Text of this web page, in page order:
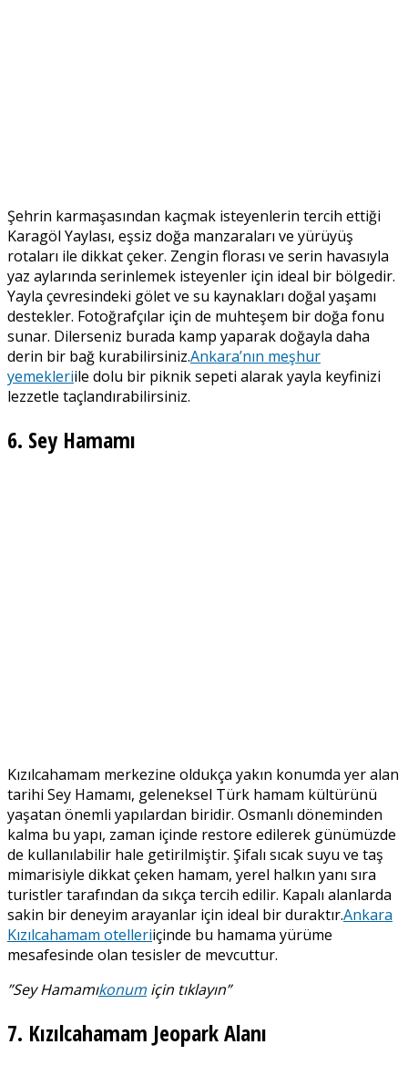
Şehrin karmaşasından kaçmak isteyenlerin tercih ettiği
Karagöl Yaylası, eşsiz doğa manzaraları ve yürüyüş
rotaları ile dikkat çeker. Zengin florası ve serin havasıyla
yaz aylarında serinlemek isteyenler için ideal bir bölgedir.
Yayla çevresindeki gölet ve su kaynakları doğal yaşamı
destekler. Fotoğrafçılar için de muhteşem bir doğa fonu
sunar. Dilerseniz burada kamp yaparak doğayla daha
derin bir bağ kurabilirsiniz.Ankara’nın meşhur
yemekleriile dolu bir piknik sepeti alarak yayla keyfinizi
lezzetle taçlandırabilirsiniz.
6. Sey Hamamı
Kızılcahamam merkezine oldukça yakın konumda yer alan
tarihi Sey Hamamı, geleneksel Türk hamam kültürünü
yaşatan önemli yapılardan biridir. Osmanlı döneminden
kalma bu yapı, zaman içinde restore edilerek günümüzde
de kullanılabilir hale getirilmiştir. Şifalı sıcak suyu ve taş
mimarisiyle dikkat çeken hamam, yerel halkın yanı sıra
turistler tarafından da sıkça tercih edilir. Kapalı alanlarda
sakin bir deneyim arayanlar için ideal bir duraktır.Ankara
Kızılcahamam otelleriiçinde bu hamama yürüme
mesafesinde olan tesisler de mevcuttur.
”Sey Hamamıkonum için tıklayın”
7. Kızılcahamam Jeopark Alanı